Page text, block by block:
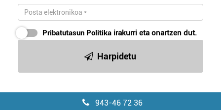
Pribatutasun Politika irakurri eta onartzen dut.
Harpidetu
943-46 72 36